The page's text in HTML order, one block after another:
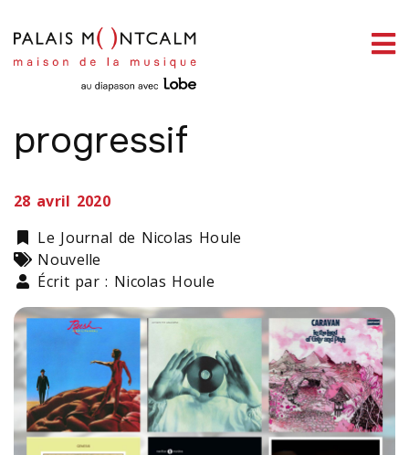
LA LISTE D'ÉCOUTE DU PALAIS
L'indomptable rock
progressif
28 avril 2020
Catégorie
Le Journal de Nicolas Houle
Types
Nouvelle
Écrit par : Nicolas Houle